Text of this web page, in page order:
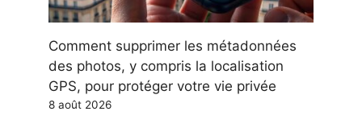
Comment supprimer les métadonnées
des photos, y compris la localisation
GPS, pour protéger votre vie privée
8 août 2026